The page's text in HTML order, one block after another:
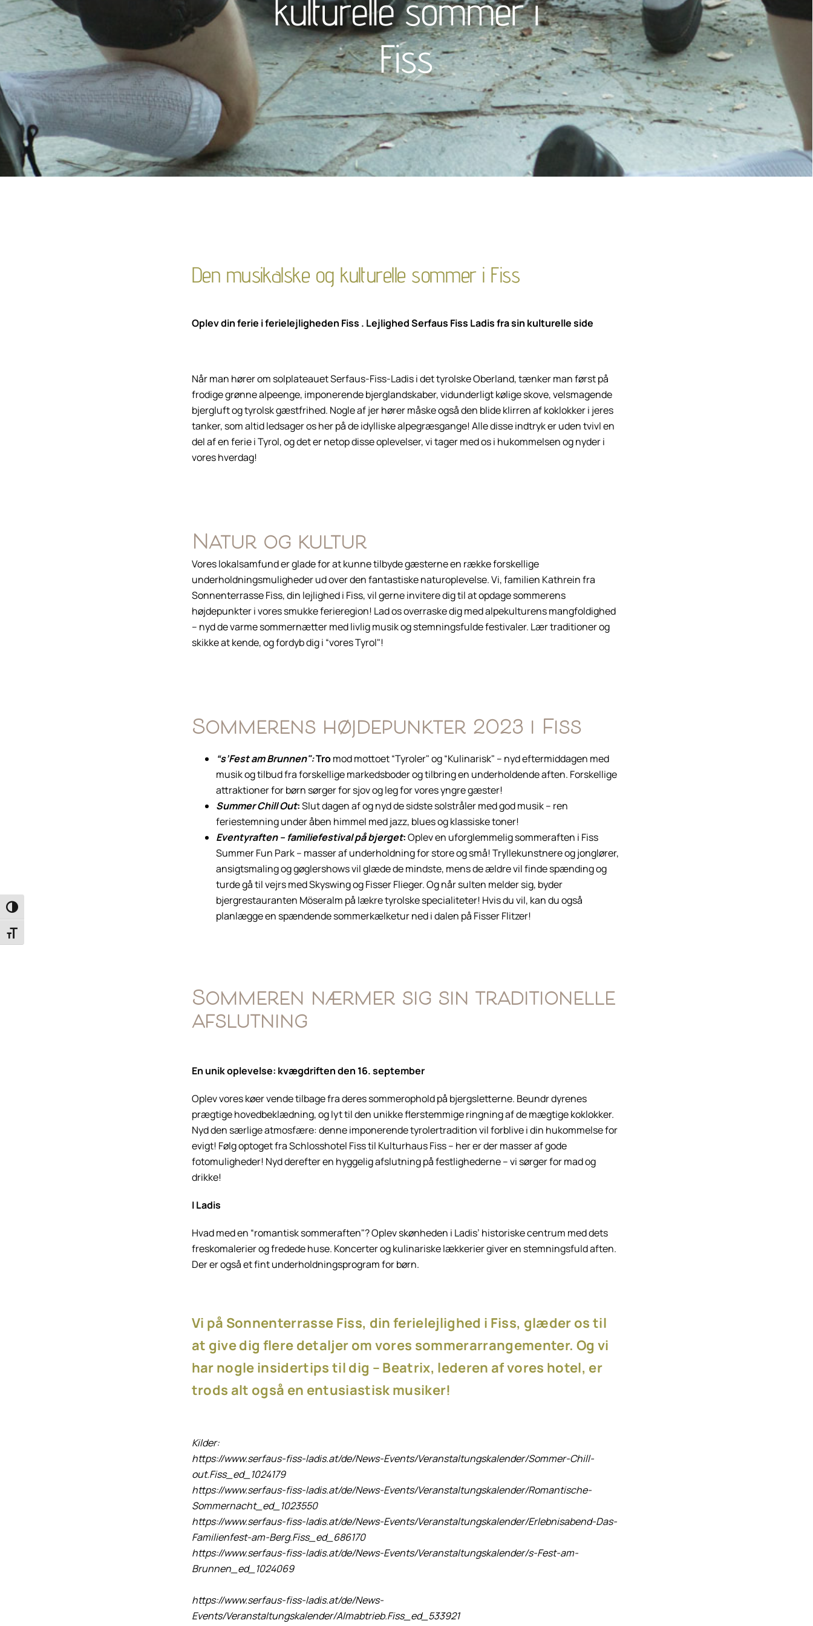
Toggle High Contrast
Toggle Font size
kulturelle sommer i
Fiss
Den musikalske og kulturelle sommer i Fiss
Oplev din ferie i ferielejligheden Fiss . Lejlighed Serfaus Fiss Ladis fra sin kulturelle side
Når man hører om solplateauet Serfaus-Fiss-Ladis i det tyrolske Oberland, tænker man først på
frodige grønne alpeenge, imponerende bjerglandskaber, vidunderligt kølige skove, velsmagende
bjergluft og tyrolsk gæstfrihed. Nogle af jer hører måske også den blide klirren af koklokker i jeres
tanker, som altid ledsager os her på de idylliske alpegræsgange! Alle disse indtryk er uden tvivl en
del af en ferie i Tyrol, og det er netop disse oplevelser, vi tager med os i hukommelsen og nyder i
vores hverdag!
Natur og kultur
Vores lokalsamfund er glade for at kunne tilbyde gæsterne en række forskellige
underholdningsmuligheder ud over den fantastiske naturoplevelse. Vi, familien Kathrein fra
Sonnenterrasse Fiss, din lejlighed i Fiss, vil gerne invitere dig til at opdage sommerens
højdepunkter i vores smukke ferieregion! Lad os overraske dig med alpekulturens mangfoldighed
– nyd de varme sommernætter med livlig musik og stemningsfulde festivaler. Lær traditioner og
skikke at kende, og fordyb dig i “vores Tyrol"!
Sommerens højdepunkter 2023 i Fiss
“s’Fest am Brunnen":Tromod mottoet “Tyroler" og “Kulinarisk" – nyd eftermiddagen med
musik og tilbud fra forskellige markedsboder og tilbring en underholdende aften. Forskellige
attraktioner for børn sørger for sjov og leg for vores yngre gæster!
Summer Chill Out:Slut dagen af og nyd de sidste solstråler med god musik – ren
feriestemning under åben himmel med jazz, blues og klassiske toner!
Eventyraften – familiefestival på bjerget:Oplev en uforglemmelig sommeraften i Fiss
Summer Fun Park – masser af underholdning for store og små! Tryllekunstnere og jonglører,
ansigtsmaling og gøglershows vil glæde de mindste, mens de ældre vil finde spænding og
turde gå til vejrs med Skyswing og Fisser Flieger. Og når sulten melder sig, byder
bjergrestauranten Möseralm på lækre tyrolske specialiteter! Hvis du vil, kan du også
planlægge en spændende sommerkælketur ned i dalen på Fisser Flitzer!
Sommeren nærmer sig sin traditionelle
afslutning
En unik oplevelse: kvægdriften den 16. september
Oplev vores køer vende tilbage fra deres sommerophold på bjergsletterne. Beundr dyrenes
prægtige hovedbeklædning, og lyt til den unikke flerstemmige ringning af de mægtige koklokker.
Nyd den særlige atmosfære: denne imponerende tyrolertradition vil forblive i din hukommelse for
evigt! Følg optoget fra Schlosshotel Fiss til Kulturhaus Fiss – her er der masser af gode
fotomuligheder! Nyd derefter en hyggelig afslutning på festlighederne – vi sørger for mad og
drikke!
I Ladis
Hvad med en “romantisk sommeraften"? Oplev skønheden i Ladis’ historiske centrum med dets
freskomalerier og fredede huse. Koncerter og kulinariske lækkerier giver en stemningsfuld aften.
Der er også et fint underholdningsprogram for børn.
Vi på Sonnenterrasse Fiss, din ferielejlighed i Fiss, glæder os til
at give dig flere detaljer om vores sommerarrangementer. Og vi
har nogle insidertips til dig – Beatrix, lederen af vores hotel, er
trods alt også en entusiastisk musiker!
Kilder:
https://www.serfaus-fiss-ladis.at/de/News-Events/Veranstaltungskalender/Sommer-Chill-
out.Fiss_ed_1024179
https://www.serfaus-fiss-ladis.at/de/News-Events/Veranstaltungskalender/Romantische-
Sommernacht_ed_1023550
https://www.serfaus-fiss-ladis.at/de/News-Events/Veranstaltungskalender/Erlebnisabend-Das-
Familienfest-am-Berg.Fiss_ed_686170
https://www.serfaus-fiss-ladis.at/de/News-Events/Veranstaltungskalender/s-Fest-am-
Brunnen_ed_1024069
https://www.serfaus-fiss-ladis.at/de/News-
Events/Veranstaltungskalender/Almabtrieb.Fiss_ed_533921